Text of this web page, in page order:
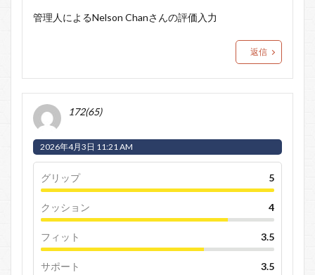
管理人によるNelson Chanさんの評価入力
返信
172(65)
2026年4月3日 11:21 AM
グリップ 5
クッション 4
フィット 3.5
サポート 3.5